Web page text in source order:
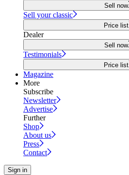
Sell now
Sell your classic
Price list
Dealer
Sell now
Testimonials
Price list
Magazine
More
Subscribe
Newsletter
Advertise
Further
Shop
About us
Press
Contact
Sign in